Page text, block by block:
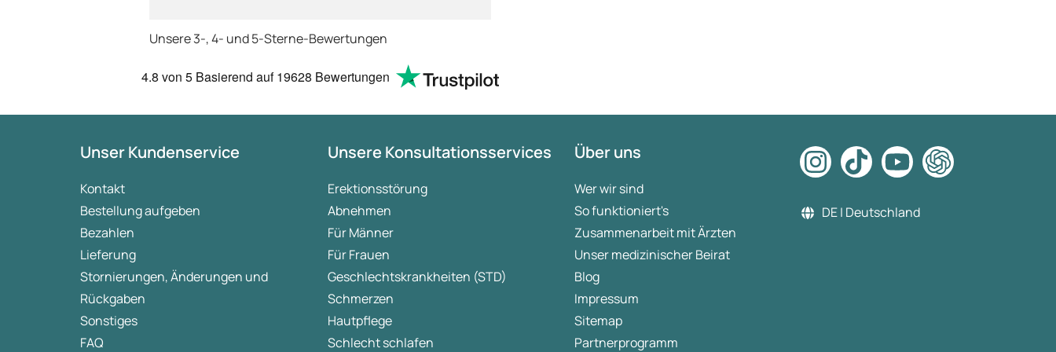
Unsere 3-, 4- und 5-Sterne-Bewertungen
4.8 von 5 Basierend auf19628 Bewertungen
Unser Kundenservice
Kontakt
Bestellung aufgeben
Bezahlen
Lieferung
Stornierungen, Änderungen und
Rückgaben
Sonstiges
FAQ
Unsere Konsultationsservices
Erektionsstörung
Abnehmen
Für Männer
Für Frauen
Geschlechtskrankheiten (STD)
Schmerzen
Hautpflege
Schlecht schlafen
Über uns
Wer wir sind
So funktioniert's
Zusammenarbeit mit Ärzten
Unser medizinischer Beirat
Blog
Impressum
Sitemap
Partnerprogramm
DE | Deutschland